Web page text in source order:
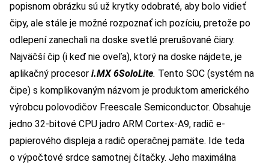
popisnom obrázku sú už krytky odobraté, aby bolo vidieť
čipy, ale stále je možné rozpoznať ich pozíciu, pretože po
odlepení zanechali na doske svetlé prerušované čiary.
Najväčší čip (i keď nie oveľa), ktorý na doske nájdete, je
aplikačný procesor i.MX 6SoloLite. Tento SOC (systém na
čipe) s komplikovaným názvom je produktom amerického
výrobcu polovodičov Freescale Semiconductor. Obsahuje
jedno 32-bitové CPU jadro ARM Cortex-A9, radič e-
papierového displeja a radič operačnej pamäte. Ide teda
o výpočtové srdce samotnej čítačky. Jeho maximálna